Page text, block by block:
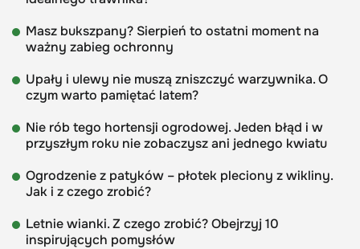
Masz bukszpany? Sierpień to ostatni moment na
ważny zabieg ochronny
Upały i ulewy nie muszą zniszczyć warzywnika. O
czym warto pamiętać latem?
Nie rób tego hortensji ogrodowej. Jeden błąd i w
przyszłym roku nie zobaczysz ani jednego kwiatu
Ogrodzenie z patyków – płotek pleciony z wikliny.
Jak i z czego zrobić?
Letnie wianki. Z czego zrobić? Obejrzyj 10
inspirujących pomysłów